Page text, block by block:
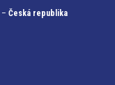
– Česká republika